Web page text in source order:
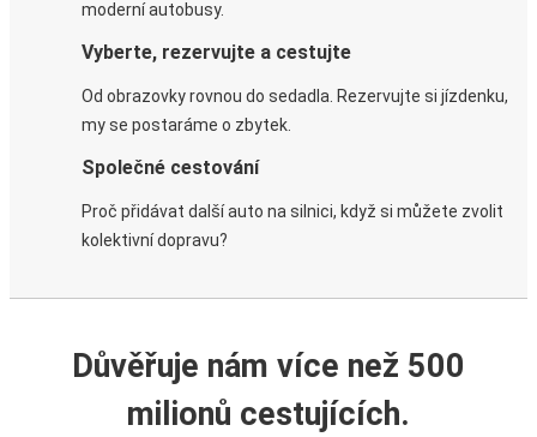
moderní autobusy.
Vyberte, rezervujte a cestujte
Od obrazovky rovnou do sedadla. Rezervujte si jízdenku,
my se postaráme o zbytek.
Společné cestování
Proč přidávat další auto na silnici, když si můžete zvolit
kolektivní dopravu?
Důvěřuje nám více než 500
milionů cestujících.